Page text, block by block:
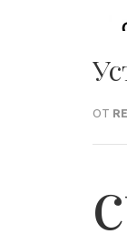
ОТ